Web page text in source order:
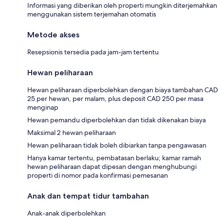
Informasi yang diberikan oleh properti mungkin diterjemahkan
menggunakan sistem terjemahan otomatis
Metode akses
Resepsionis tersedia pada jam-jam tertentu
Hewan peliharaan
Hewan peliharaan diperbolehkan dengan biaya tambahan CAD
25 per hewan, per malam, plus deposit CAD 250 per masa
menginap
Hewan pemandu diperbolehkan dan tidak dikenakan biaya
Maksimal 2 hewan peliharaan
Hewan peliharaan tidak boleh dibiarkan tanpa pengawasan
Hanya kamar tertentu, pembatasan berlaku; kamar ramah
hewan peliharaan dapat dipesan dengan menghubungi
properti di nomor pada konfirmasi pemesanan
Anak dan tempat tidur tambahan
Anak-anak diperbolehkan